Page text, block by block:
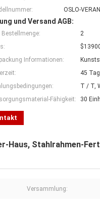
OSLO-
und Versand AGB:
Bestellmenge:
2
Informationen:
45
T / T,
Fähigkeit:
30
Haus, Stahlrahmen-
Versammlung: